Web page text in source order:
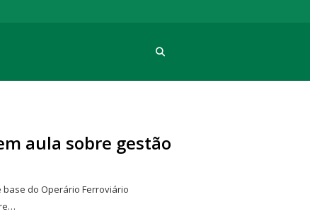
aula sobre gestão
do Operário Ferroviário